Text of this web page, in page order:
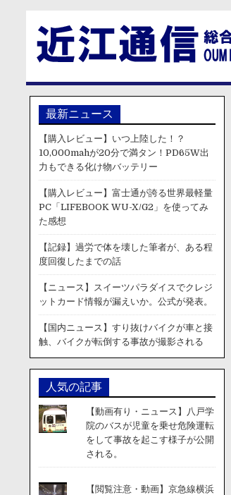
最新ニュース
【購入レビュー】いつ上陸した！？
10,000mahが20分で満タン！PD65W出
力もできる化け物バッテリー
【購入レビュー】富士通が誇る世界最軽量
PC「LIFEBOOK WU-X/G2」を使ってみ
た感想
【記録】過労で体を壊した筆者が、ある程
度回復したまでの話
【ニュース】スイーツパラダイスでクレジ
ットカード情報が漏えいか。公式が発表。
【国内ニュース】すり抜けバイクが車と接
触、バイクが転倒する事故が撮影される
人気の記事
【動画有り・ニュース】八戸学
院のバスが児童を乗せ危険運転
をして事故を起こす様子が公開
される。
【閲覧注意・動画】京急線横浜